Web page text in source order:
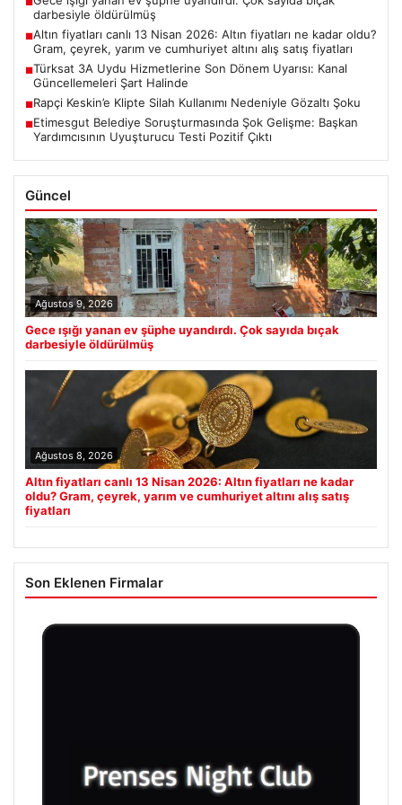
darbesiyle öldürülmüş
■Altın fiyatları canlı 13 Nisan 2026: Altın fiyatları ne kadar oldu?
Gram, çeyrek, yarım ve cumhuriyet altını alış satış fiyatları
■Türksat 3A Uydu Hizmetlerine Son Dönem Uyarısı: Kanal
Güncellemeleri Şart Halinde
■Rapçi Keskin’e Klipte Silah Kullanımı Nedeniyle Gözaltı Şoku
■Etimesgut Belediye Soruşturmasında Şok Gelişme: Başkan
Yardımcısının Uyuşturucu Testi Pozitif Çıktı
Güncel
Ağustos 9, 2026
Gece ışığı yanan ev şüphe uyandırdı. Çok sayıda bıçak
darbesiyle öldürülmüş
Ağustos 8, 2026
Altın fiyatları canlı 13 Nisan 2026: Altın fiyatları ne kadar
oldu? Gram, çeyrek, yarım ve cumhuriyet altını alış satış
fiyatları
Son Eklenen Firmalar